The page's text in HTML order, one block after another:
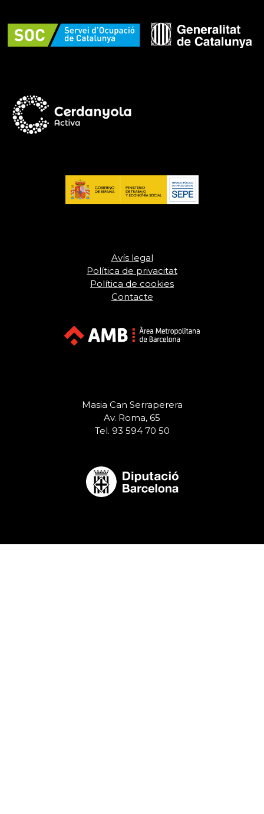
Avís legal
Política de privacitat
Política de cookies
Contacte
Masia Can Serraperera
Av. Roma, 65
Tel. 93 594 70 50